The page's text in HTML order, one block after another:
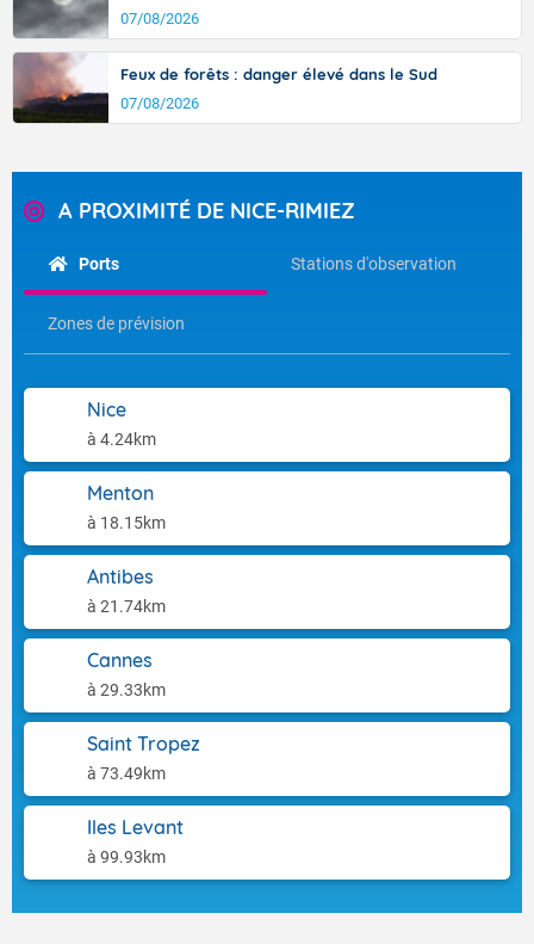
07/08/2026
Feux de forêts : danger élevé dans le Sud
07/08/2026
A PROXIMITÉ DE NICE-RIMIEZ
Ports Stations d'observation
Zones de prévision
Nice
à 4.24km
Menton
à 18.15km
Antibes
à 21.74km
Cannes
à 29.33km
Saint Tropez
à 73.49km
Iles Levant
à 99.93km